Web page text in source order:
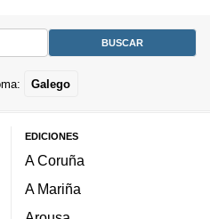
Galego
EDICIONES
A Coruña
A Mariña